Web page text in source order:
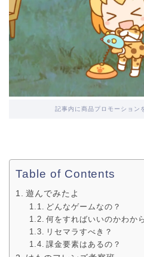
記事内に商品プロモーション
Table of Contents
遊んでみたよ
どんなゲームなの？
何をすればいいのかわか
リセマラすべき？
課金要素はあるの？